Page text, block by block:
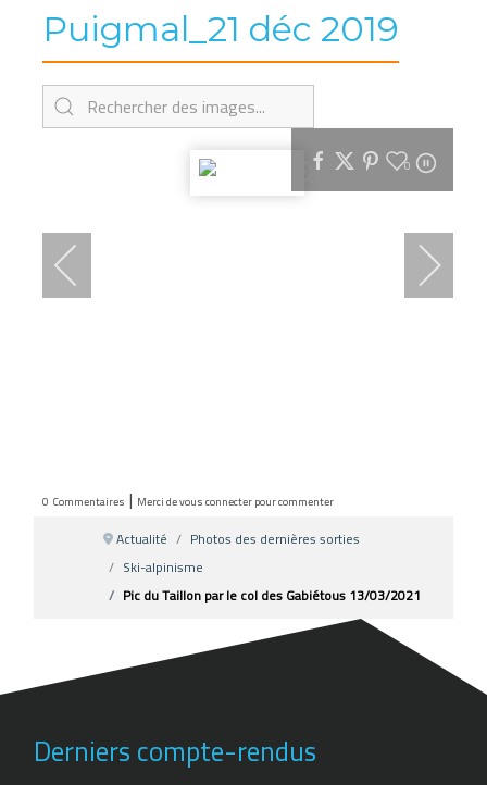
Puigmal_21 déc 2019
0
0 Commentaires | Merci de vous connecter pour commenter
Actualité
Photos des dernières sorties
Ski-alpinisme
Pic du Taillon par le col des Gabiétous 13/03/2021
Derniers compte-rendus